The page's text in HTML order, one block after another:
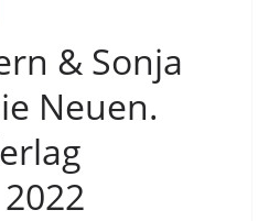
& Sonja
Neuen.